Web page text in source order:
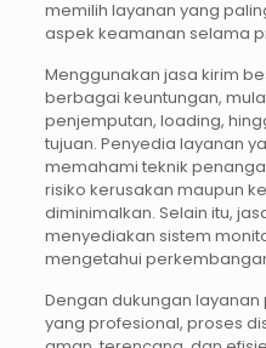
memilih layanan yang
aspek keamanan selama
Menggunakan jasa kirim
berbagai keuntungan,
penjemputan, loading,
tujuan. Penyedia layanan
memahami teknik
risiko kerusakan maupun
diminimalkan. Selain itu,
menyediakan sistem
mengetahui
Dengan dukungan
yang profesional, proses